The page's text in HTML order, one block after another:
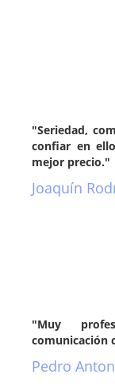
"Seriedad,
confiar en
mejor precio."
Joaquín
"Muy
comunicación
Pedro